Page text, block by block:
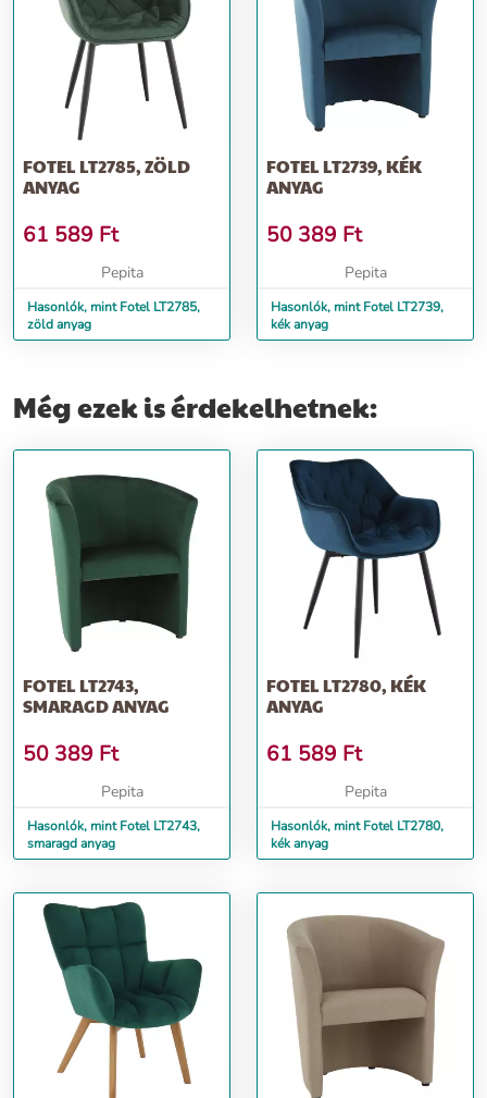
FOTEL LT2785, ZÖLD
ANYAG
61 589 Ft
Pepita
Hasonlók, mint Fotel LT2785,
zöld anyag
FOTEL LT2739, KÉK
ANYAG
50 389 Ft
Pepita
Hasonlók, mint Fotel LT2739,
kék anyag
Még ezek is érdekelhetnek:
FOTEL LT2743,
SMARAGD ANYAG
50 389 Ft
Pepita
Hasonlók, mint Fotel LT2743,
smaragd anyag
FOTEL LT2780, KÉK
ANYAG
61 589 Ft
Pepita
Hasonlók, mint Fotel LT2780,
kék anyag